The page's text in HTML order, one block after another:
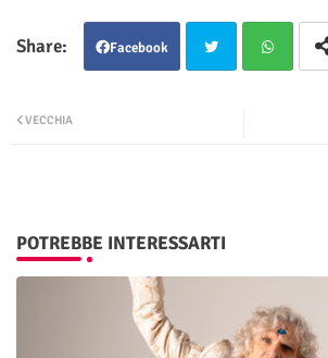
Facebook
VECCHIA
POTREBBE INTERESSARTI